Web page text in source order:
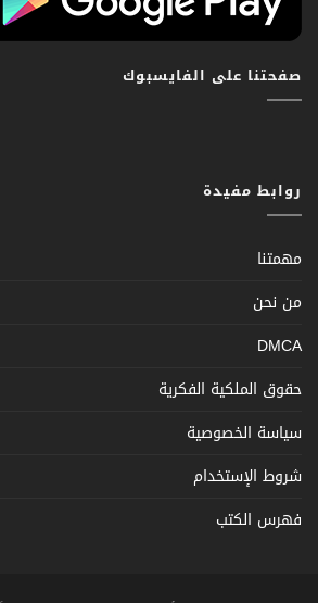
صفحتنا على الفايسبوك
روابط مفيدة
مهمتنا
من نحن
DMCA
حقوق الملكية الفكرية
سياسة الخصوصية
شروط الإستخدام
فهرس الكتب